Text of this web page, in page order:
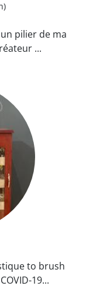
pilier de ma
...
to brush
19...